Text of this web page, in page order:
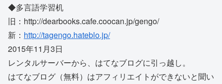
◆多言語学習机
旧：http://dearbooks.cafe.coocan.jp/gengo/
新： http://tagengo.hateblo.jp/
2015年11月3日
レンタルサーバーから、はてなブログに引っ越し。
はてなブログ（無料）はアフィリエイトができないと聞い